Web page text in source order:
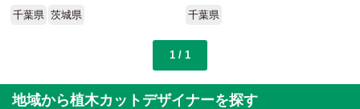
千葉県 茨城県 千葉県
1 / 1
地域から植木カットデザイナーを探す